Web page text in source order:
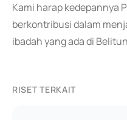
Kami harap kedepannya
berkontribusi dalam
ibadah yang ada di
RISET TERKAIT